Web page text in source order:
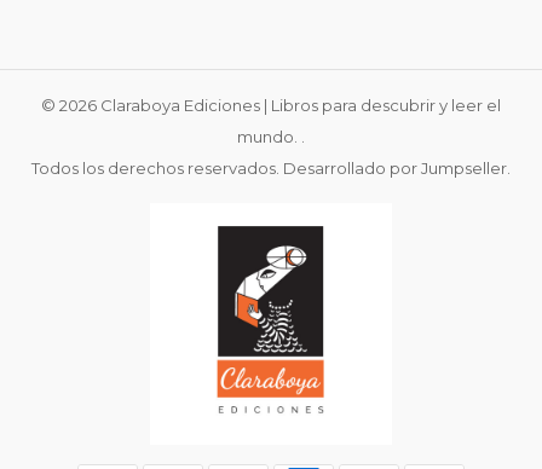
© 2026 Claraboya Ediciones | Libros para descubrir y leer el
mundo. .
Todos los derechos reservados. Desarrollado por Jumpseller